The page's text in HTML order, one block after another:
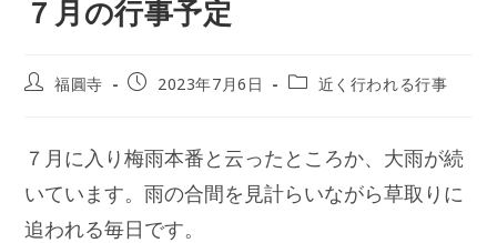
７月の行事予定
投
福圓寺
投
開
日:
2023年7月6日
投
ゴ
リ
ー:
近く行われる行事
７月に入り梅雨本番と云ったところか、大雨が続
いています。雨の合間を見計らいながら草取りに
追われる毎日です。